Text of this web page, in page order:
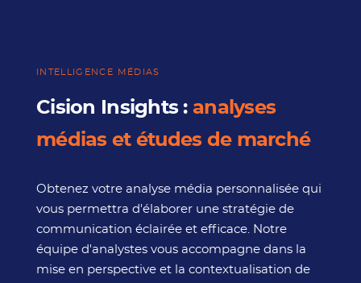
INTELLIGENCE MÉDIAS
Cision Insights : analyses
médias et études de marché
Obtenez votre analyse média personnalisée qui
vous permettra d'élaborer une stratégie de
communication éclairée et efficace. Notre
équipe d'analystes vous accompagne dans la
mise en perspective et la contextualisation de